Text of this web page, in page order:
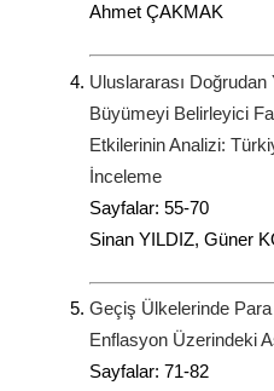
Ahmet ÇAKMAK
Uluslararası Doğrudan
Büyümeyi Belirleyici
Etkilerinin Analizi:
İnceleme
Sayfalar: 55-70
Sinan YILDIZ, Güner
Geçiş Ülkelerinde Para
Enflasyon Üzerindeki
Sayfalar: 71-82